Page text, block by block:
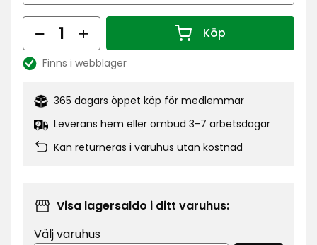
Antal Köp
Antal 1
Lagersaldo:
Finns i webblager
365 dagars öppet köp för medlemmar
Leverans hem eller ombud 3-7 arbetsdagar
Kan returneras i varuhus utan kostnad
Visa lagersaldo i ditt varuhus:
Välj varuhus